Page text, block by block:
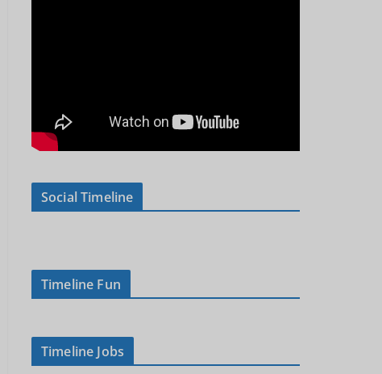
Social Timeline
Timeline Fun
Timeline Jobs